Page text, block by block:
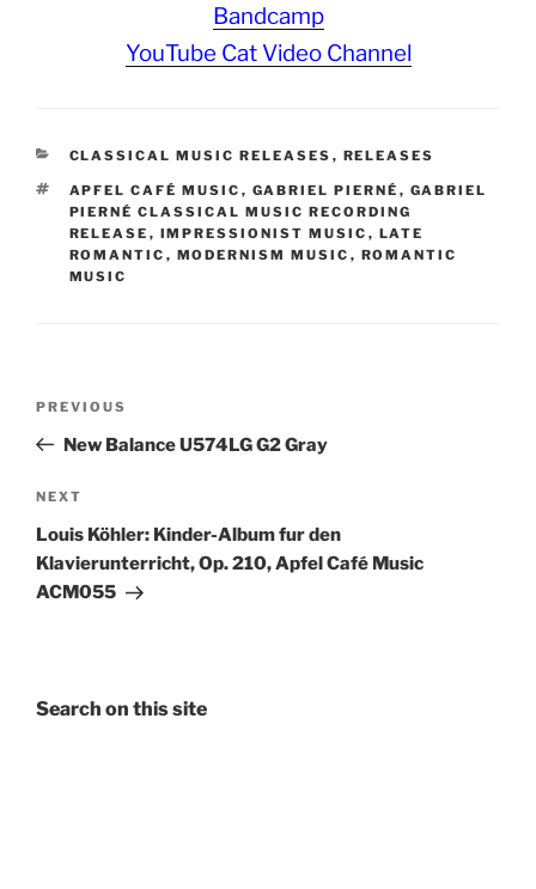
Bandcamp
YouTube Cat Video Channel
CATEGORIES
CLASSICAL MUSIC RELEASES , RELEASES
TAGS
APFEL CAFÉ MUSIC , GABRIEL PIERNÉ , GABRIEL
PIERNÉ CLASSICAL MUSIC RECORDING
RELEASE , IMPRESSIONIST MUSIC , LATE
ROMANTIC , MODERNISM MUSIC , ROMANTIC
MUSIC
Previous
Post
PREVIOUS
New Balance U574LG G2 Gray
Next
Post
NEXT
Louis Köhler: Kinder-Album fur den
Klavierunterricht, Op. 210, Apfel Café Music
ACM055
Search on this site